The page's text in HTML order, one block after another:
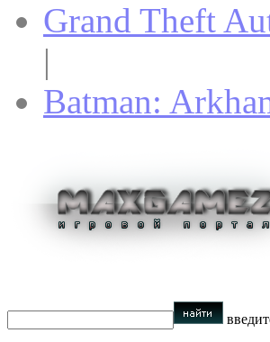
Grand Theft
|
Batman: